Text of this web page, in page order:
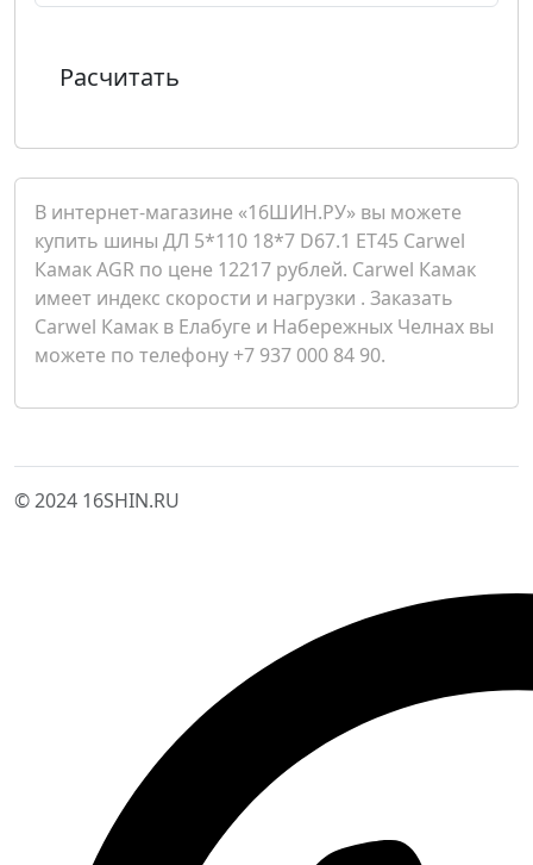
Расчитать
В интернет-магазине «16ШИН.РУ» вы можете
купить шины ДЛ 5*110 18*7 D67.1 ET45 Carwel
Камак AGR по цене 12217 рублей. Carwel Камак
имеет индекс скорости и нагрузки . Заказать
Carwel Камак в Елабуге и Набережных Челнах вы
можете по телефону +7 937 000 84 90.
© 2024 16SHIN.RU